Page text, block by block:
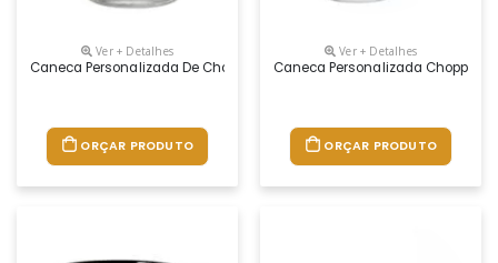
Ver + Detalhes
Caneca Personalizada De Chopp Fritz 475ml Vidro
ORÇAR PRODUTO
Ver + Detalhes
Caneca Personalizada Chopp
ORÇAR PRODUTO